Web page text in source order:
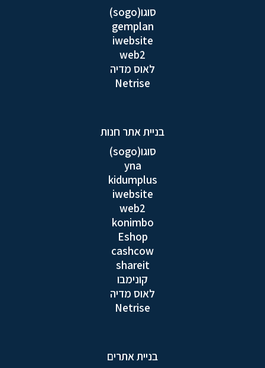
סוגו(sogo)
gemplan
iwebsite
web2
לאוס מדיה
Netrise
בניית אתר חנות
סוגו(sogo)
yna
kidumplus
iwebsite
web2
konimbo
Eshop
cashcow
shareit
קונימבו
לאוס מדיה
Netrise
בניית אתרים